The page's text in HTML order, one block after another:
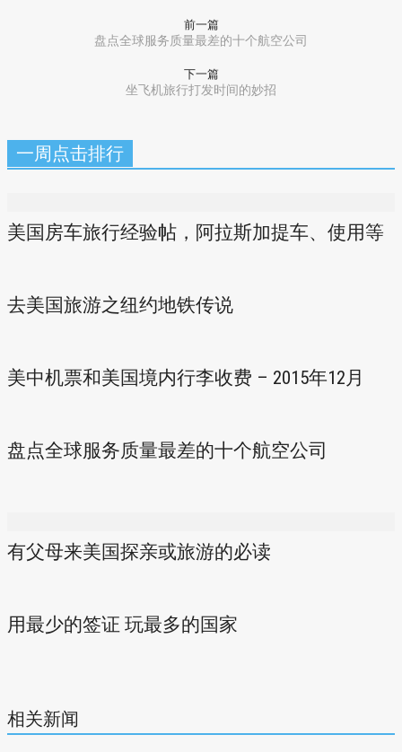
前一篇
盘点全球服务质量最差的十个航空公司
下一篇
坐飞机旅行打发时间的妙招
一周点击排行
美国房车旅行经验帖，阿拉斯加提车、使用等
去美国旅游之纽约地铁传说
美中机票和美国境内行李收费 – 2015年12月
盘点全球服务质量最差的十个航空公司
有父母来美国探亲或旅游的必读
用最少的签证 玩最多的国家
相关新闻